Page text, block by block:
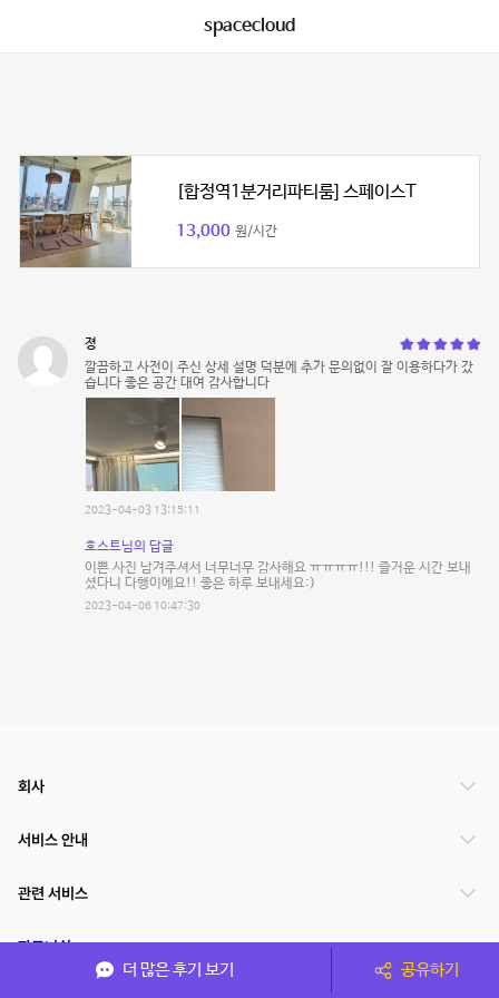
spacecloud
[합정역1분거리파티룸] 스페이스T
13,000 원/시간
졍
깔끔하고 사전이 주신 상세 설명 덕분에 추가 문의없이 잘 이용하다가 갔
습니다 좋은 공간 대여 감사합니다
2023-04-03 13:15:11
호스트님의 답글
이쁜 사진 남겨주셔서 너무너무 감사해요 ㅠㅠㅠㅠ!!! 즐거운 시간 보내
셨다니 다행이에요!! 좋은 하루 보내세요:)
2023-04-06 10:47:30
더 많은 후기 보기 공유하기
회사
서비스 안내
관련 서비스
파트너쉽